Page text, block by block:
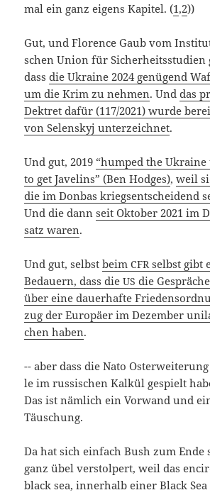
mal ein ganz eigens Kapi­tel. (1,2))
Gut, und Flo­rence Gaub vom
schen Uni­on für Sicher­heits­stu­di­en
dassdie Ukrai­ne 2024 genü­gend
um die Krim zu neh­men. Unddas
Dek­tret dafür (117/2021) wur­de
von Selen­skyj unter­zeich­net.
Und gut, 2019 “hum­ped the
to get Jave­lins” (Ben Hod­ges),weil
die im Don­bas kriegs­ent­schei­dend
Und die dannseit Okto­ber 2021 im
satz waren.
Und gut, selbstbeimCFRselbst gibt
Bedau­ern, dass dieUS die
über eine dau­er­haf­te
zug der Euro­pä­er im Dezem­ber
chen haben.
-- aber dass die Nato
le im rus­si­schen Kal­kül gespielt
Das ist näm­lich ein Vor­wand und
Täuschung.
Da hat sich ein­fach Bush zum Ende
ganz übel ver­stol­pert, weil das
black sea, inner­halb einer Black